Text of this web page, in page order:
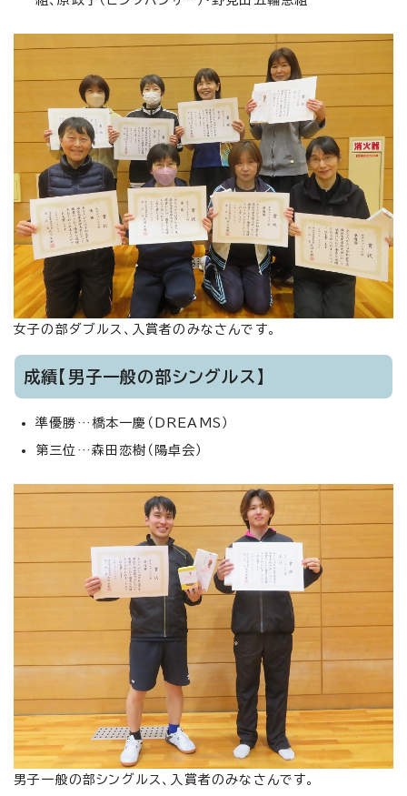
女子の部ダブルス、入賞者のみなさんです。
成績【男子一般の部シングルス】
準優勝…橋本一慶（DREAMS）
第三位…森田恋樹（陽卓会）
男子一般の部シングルス、入賞者のみなさんです。